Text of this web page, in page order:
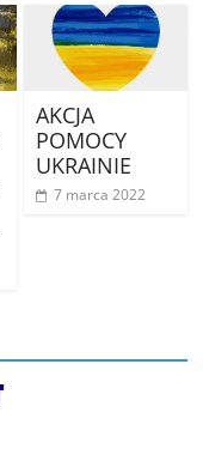
AKCJA
POMOCY
UKRAINIE
7 marca 2022